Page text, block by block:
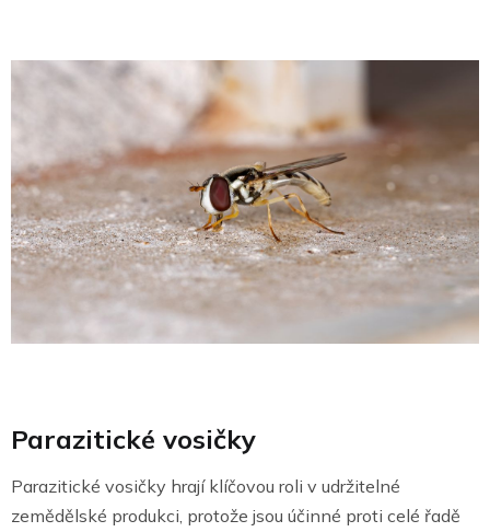
Parazitické vosičky
Parazitické vosičky hrají klíčovou roli v udržitelné
zemědělské produkci, protože jsou účinné proti celé řadě